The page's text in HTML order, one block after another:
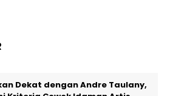
Dekat dengan Andre Taulany,